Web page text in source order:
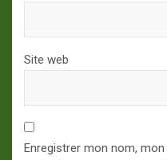
Site web
Enregistrer mon nom,